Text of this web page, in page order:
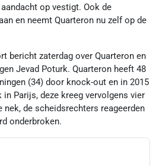
op vestigt. Ook de
en neemt Quarteron nu zelf op de
bericht zaterdag over Quarteron en
Jevad Poturk. Quarteron heeft 48
(34) door knock-out en in 2015
Parijs, deze kreeg vervolgens vier
de scheidsrechters reageerden
onderbroken.